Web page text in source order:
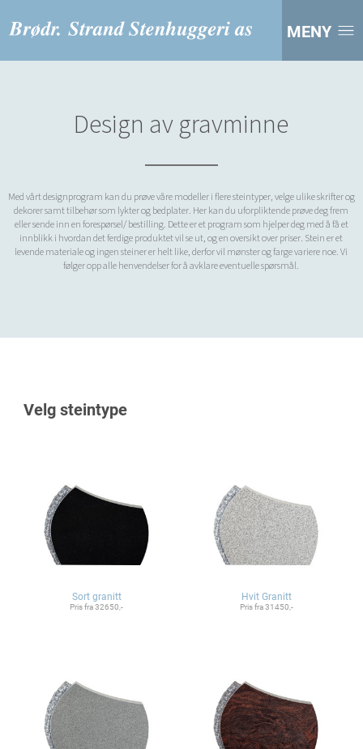
MENY
Design av gravminne
Med vårt designprogram kan du prøve våre modeller i flere steintyper, velge ulike skrifter og
dekorer samt tilbehør som lykter og bedplater. Her kan du uforpliktende prøve deg frem
eller sende inn en forespørsel/ bestilling. Dette er et program som hjelper deg med å få et
innblikk i hvordan det ferdige produktet vil se ut, og en oversikt over priser. Stein er et
levende materiale og ingen steiner er helt like, derfor vil mønster og farge variere noe. Vi
følger opp alle henvendelser for å avklare eventuelle spørsmål.
Velg steintype
Sort granitt
Pris fra 32650,-
Hvit Granitt
Pris fra 31450,-